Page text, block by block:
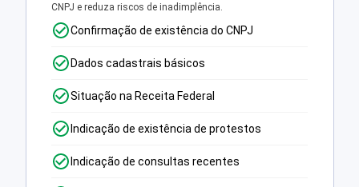
CNPJ e reduza riscos de inadimplência.
Confirmação de existência do CNPJ
Dados cadastrais básicos
Situação na Receita Federal
Indicação de existência de protestos
Indicação de consultas recentes